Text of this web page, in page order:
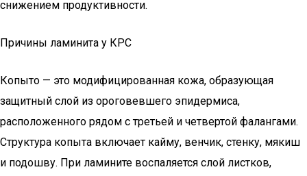
снижением продуктивности.
Причины ламинита у КРС
Копыто — это модифицированная кожа, образующая
защитный слой из ороговевшего эпидермиса,
расположенного рядом с третьей и четвертой фалангами.
Структура копыта включает кайму, венчик, стенку, мякиш
и подошву. При ламините воспаляется слой листков,